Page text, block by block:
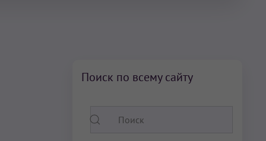
Поиск по всему сайту